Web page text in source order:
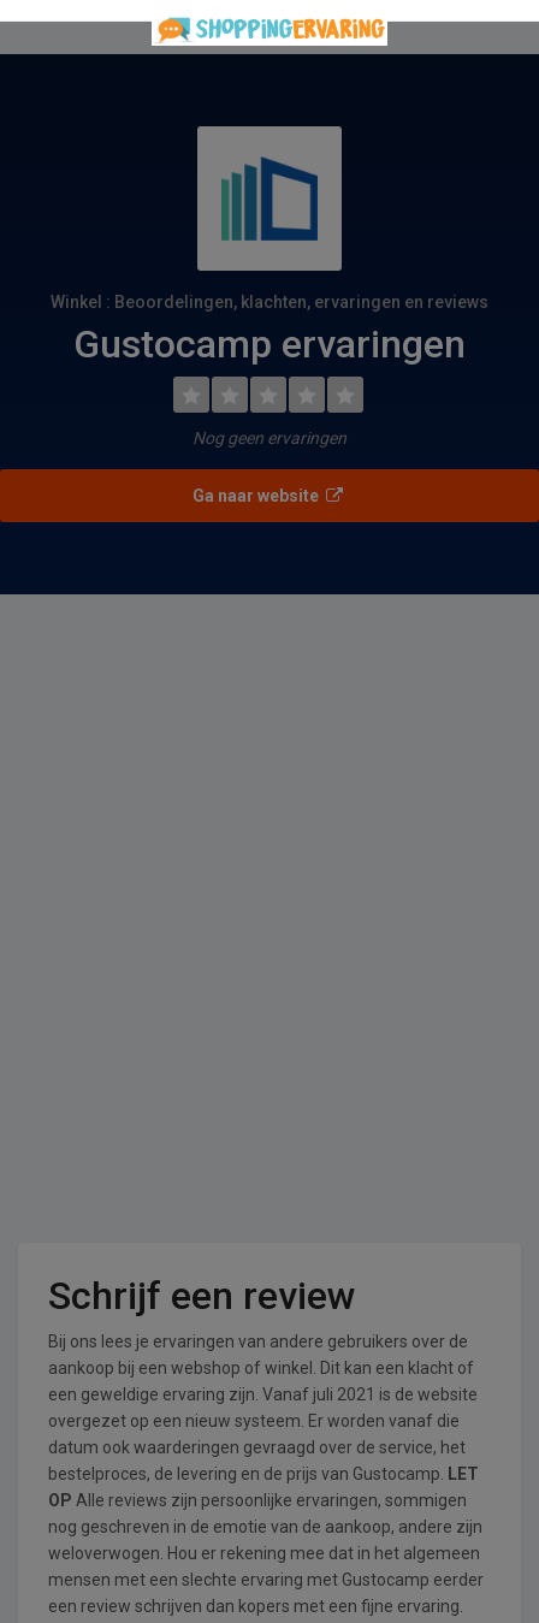
Winkel : Beoordelingen, klachten, ervaringen en reviews
Gustocamp ervaringen
Nog geen ervaringen
Ga naar website
Schrijf een review
Bij ons lees je ervaringen van andere gebruikers over de
aankoop bij een webshop of winkel. Dit kan een klacht of
een geweldige ervaring zijn. Vanaf juli 2021 is de website
overgezet op een nieuw systeem. Er worden vanaf die
datum ook waarderingen gevraagd over de service, het
bestelproces, de levering en de prijs van Gustocamp.
LET
OP Alle reviews zijn persoonlijke ervaringen, sommigen
nog geschreven in de emotie van de aankoop, andere zijn
weloverwogen. Hou er rekening mee dat in het algemeen
mensen met een slechte ervaring met Gustocamp eerder
een review schrijven dan kopers met een fijne ervaring.